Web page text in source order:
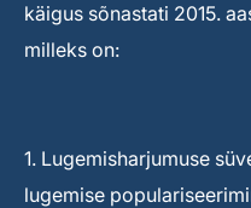
käigus sõnastati 2015.
milleks on:
1. Lugemisharjumuse
lugemise